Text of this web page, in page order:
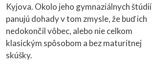
Kyjova. Okolo jeho gymnaziálnych štúdií
panujú dohady v tom zmysle, že buď ich
nedokončil vôbec, alebo nie celkom
klasickým spôsobom a bez maturitnej
skúšky.